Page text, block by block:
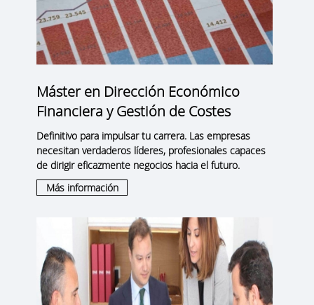
Máster en Dirección Económico
Financiera y Gestión de Costes
Definitivo para impulsar tu carrera. Las empresas
necesitan verdaderos líderes, profesionales capaces
de dirigir eficazmente negocios hacia el futuro.
Más información